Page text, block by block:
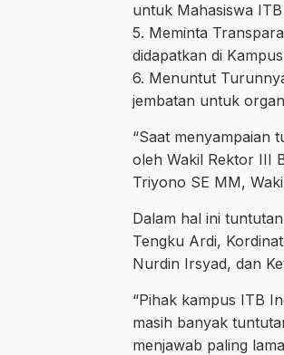
untuk Mahasiswa
5. Meminta
didapatkan di
6. Menuntut
jembatan untuk
“Saat menyampaian
oleh Wakil Rektor III
Triyono SE MM,
Dalam hal ini
Tengku Ardi,
Nurdin Irsyad, dan
“Pihak kampus ITB
masih banyak
menjawab paling